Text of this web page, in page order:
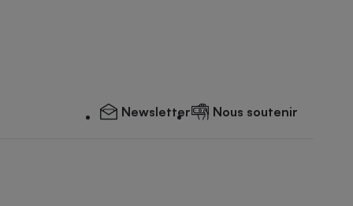
Newsletter Nous soutenir